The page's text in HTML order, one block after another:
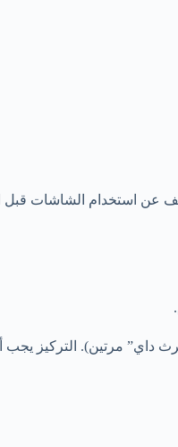
عن استخدام الشاشات قبل
20 ثانية (غناء أغنية “هابي بيرث داي”